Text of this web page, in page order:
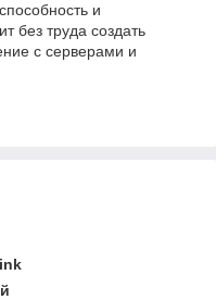
и
без труда создать
с серверами и